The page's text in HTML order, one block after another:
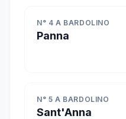
N° 4 A BARDOLINO
Panna
N° 5 A BARDOLINO
Sant'Anna